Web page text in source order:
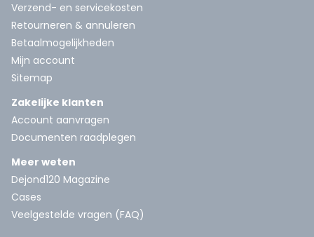
Verzend- en servicekosten
Retourneren & annuleren
Betaalmogelijkheden
Mijn account
Sitemap
Zakelijke klanten
Account aanvragen
Documenten raadplegen
Meer weten
Dejond120 Magazine
Cases
Veelgestelde vragen (FAQ)